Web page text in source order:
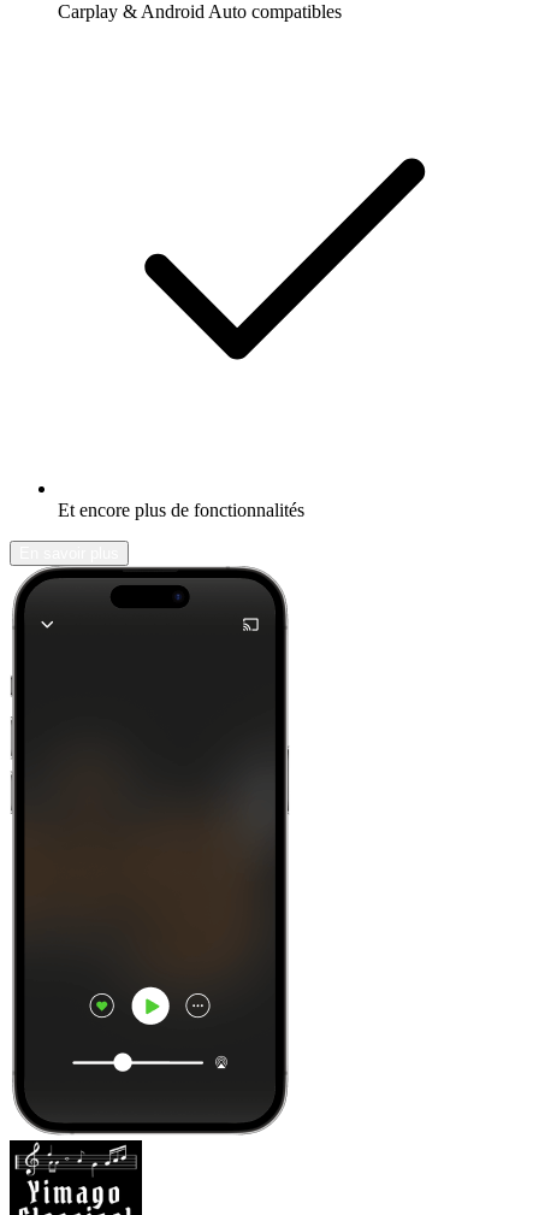
Carplay & Android Auto compatibles
Et encore plus de fonctionnalités